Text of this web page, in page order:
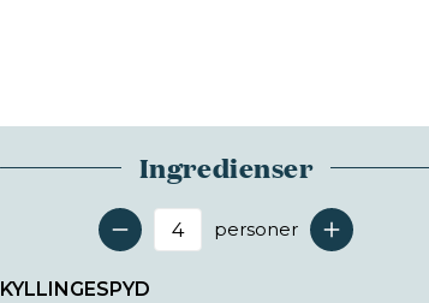
Ingredienser
Antal serveringer
personer
KYLLINGESPYD